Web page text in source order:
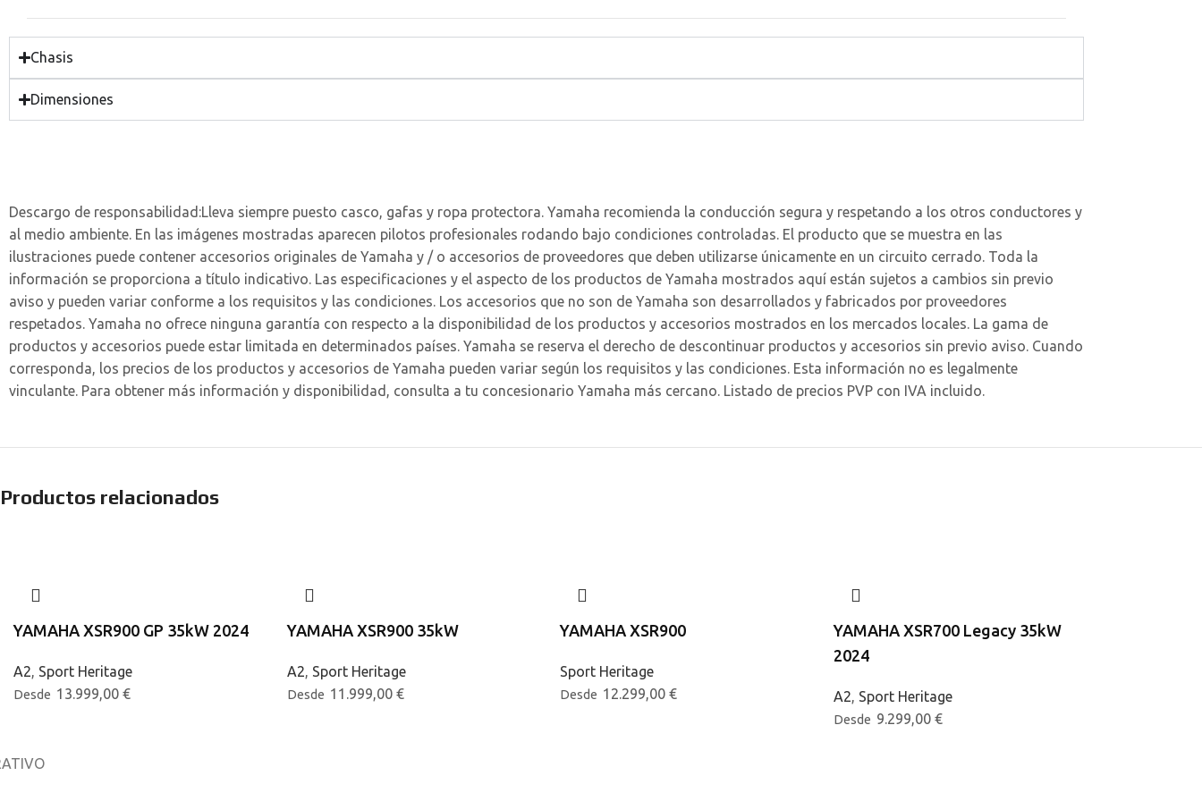
Chasis
Dimensiones
Descargo de responsabilidad:Lleva siempre puesto casco, gafas y ropa protectora. Yamaha recomienda la conducción segura y respetando a los otros conductores y
al medio ambiente. En las imágenes mostradas aparecen pilotos profesionales rodando bajo condiciones controladas. El producto que se muestra en las
ilustraciones puede contener accesorios originales de Yamaha y / o accesorios de proveedores que deben utilizarse únicamente en un circuito cerrado. Toda la
información se proporciona a título indicativo. Las especificaciones y el aspecto de los productos de Yamaha mostrados aquí están sujetos a cambios sin previo
aviso y pueden variar conforme a los requisitos y las condiciones. Los accesorios que no son de Yamaha son desarrollados y fabricados por proveedores
respetados. Yamaha no ofrece ninguna garantía con respecto a la disponibilidad de los productos y accesorios mostrados en los mercados locales. La gama de
productos y accesorios puede estar limitada en determinados países. Yamaha se reserva el derecho de descontinuar productos y accesorios sin previo aviso. Cuando
corresponda, los precios de los productos y accesorios de Yamaha pueden variar según los requisitos y las condiciones. Esta información no es legalmente
vinculante. Para obtener más información y disponibilidad, consulta a tu concesionario Yamaha más cercano. Listado de precios PVP con IVA incluido.
Productos relacionados
YAMAHA XSR900 GP 35kW 2024
A2, Sport Heritage
Desde 13.999,00 €
YAMAHA XSR900 35kW
A2, Sport Heritage
Desde 11.999,00 €
YAMAHA XSR900
Sport Heritage
Desde 12.299,00 €
YAMAHA XSR700 Legacy 35kW
2024
A2, Sport Heritage
Desde 9.299,00 €